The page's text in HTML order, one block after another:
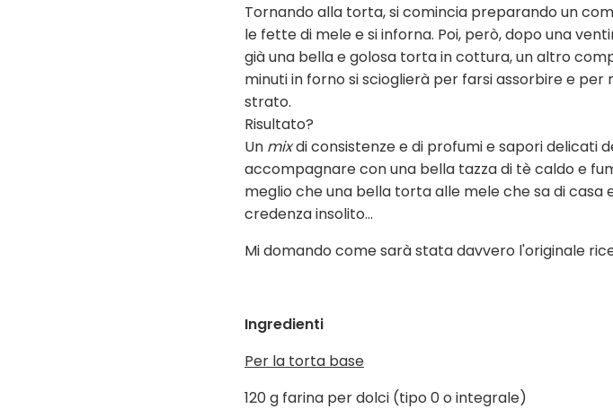
Tornando alla torta, si comincia preparando un
le fette di mele e si inforna. Poi, però, dopo una
già una bella e golosa torta in cottura, un altro
minuti in forno si scioglierà per farsi assorbire e per
strato.
Risultato?
Un mixdi consistenze e di profumi e sapori
accompagnare con una bella tazza di tè caldo e
meglio che una bella torta alle mele che sa di casa
credenza insolito...
Mi domando come sarà stata davvero l'originale
Ingredienti
Per la torta base
120 g farina per dolci (tipo 0 o integrale)